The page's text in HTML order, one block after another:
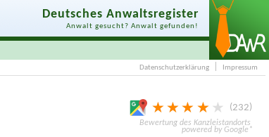
Deutsches Anwaltsregister
Anwalt gesucht? Anwalt gefunden!
Datenschutzerklärung Impressum
232